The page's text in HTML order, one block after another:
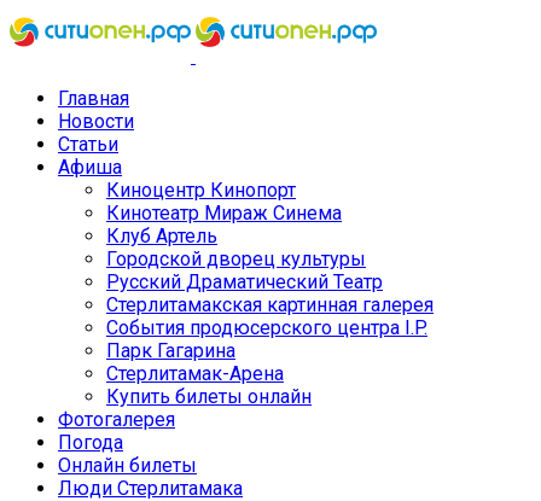
Главная
Новости
Статьи
Афиша
Киноцентр Кинопорт
Кинотеатр Мираж Синема
Клуб Артель
Городской дворец культуры
Русский Драматический Театр
Стерлитамакская картинная галерея
События продюсерского центра I.P.
Парк Гагарина
Стерлитамак-Арена
Купить билеты онлайн
Фотогалерея
Погода
Онлайн билеты
Люди Стерлитамака